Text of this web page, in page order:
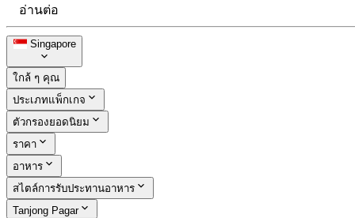
อ่านต่อ
Singapore
ใกล้ ๆ คุณ
ประเภทแพ็กเกจ
ตัวกรองยอดนิยม
ราคา
อาหาร
สไตล์การรับประทานอาหาร
Tanjong Pagar